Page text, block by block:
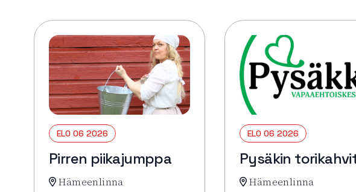
ELO 06 2026
Pirren piikajumppa
Hämeenlinna
ELO 06 2026
Pysäkin
Hämeenlinna